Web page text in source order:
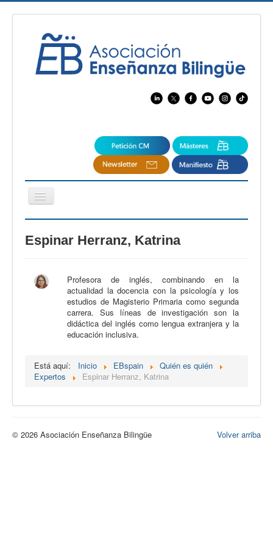
Cambiar
navegación
CertAcleB
Calidad
Artículos
Recursos
CIEB
Espinar Herranz, Katrina
Profesora de inglés, combinando en la
actualidad la docencia con la psicología y los
estudios de Magisterio Primaria como segunda
carrera. Sus líneas de investigación son la
didáctica del inglés como lengua extranjera y la
educación inclusiva.
Está aquí: Inicio EBspain
Quién es quién
Expertos
Espinar Herranz, Katrina
Volver arriba
© 2026 Asociación Enseñanza Bilingüe